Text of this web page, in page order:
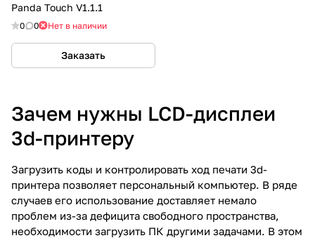
Panda Touch V1.1.1
0 0 Нет в наличии
Заказать
Зачем нужны LCD-дисплеи
3d-принтеру
Загрузить коды и контролировать ход печати 3d-
принтера позволяет персональный компьютер. В ряде
случаев его использование доставляет немало
проблем из-за дефицита свободного пространства,
необходимости загрузить ПК другими задачами. В этом